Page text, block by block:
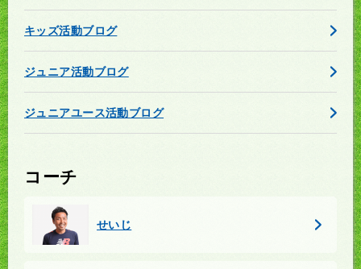
キッズ活動ブログ
ジュニア活動ブログ
ジュニアユース活動ブログ
コーチ
せいじ